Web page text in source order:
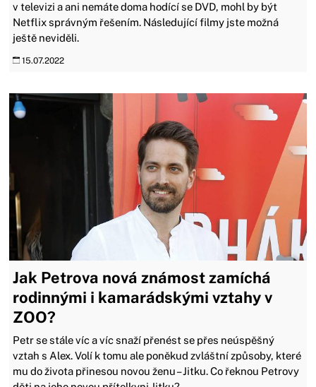
v televizi a ani nemáte doma hodící se DVD, mohl by být
Netflix správným řešením. Následující filmy jste možná
ještě neviděli.
15.07.2022
Jak Petrova nová známost zamíchá
rodinnými i kamarádskými vztahy v
ZOO?
Petr se stále víc a víc snaží přenést se přes neúspěšný
vztah s Alex. Volí k tomu ale poněkud zvláštní způsoby, které
mu do života přinesou novou ženu – Jitku. Co řeknou Petrovy